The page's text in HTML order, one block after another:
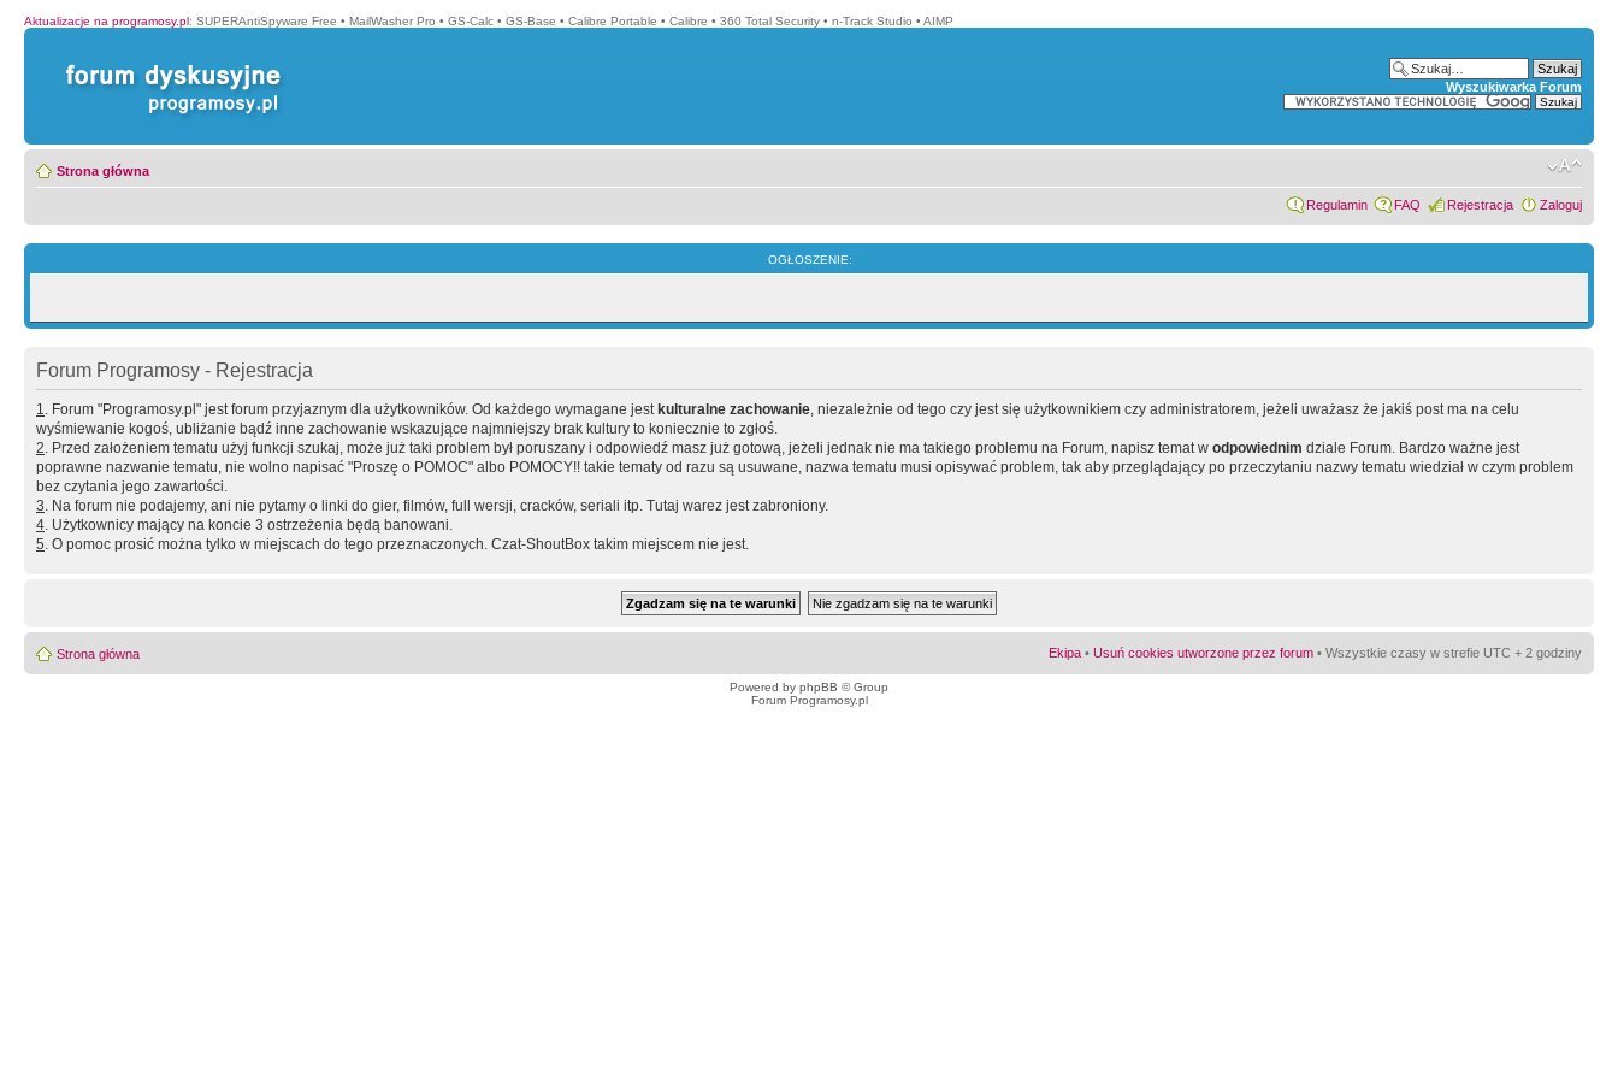
Aktualizacje na programosy.pl: SUPERAntiSpyware Free • MailWasher Pro • GS-Calc • GS-Base • Calibre Portable • Calibre • 360 Total Security • n-Track Studio • AIMP
Wyszukiwarka Forum
Strona główna
Regulamin FAQ Rejestracja Zaloguj
OGŁOSZENIE:
Forum Programosy - Rejestracja
1. Forum "Programosy.pl" jest forum przyjaznym dla użytkowników. Od każdego wymagane jest kulturalne zachowanie, niezależnie od tego czy jest się użytkownikiem czy administratorem, jeżeli uważasz że jakiś post ma na celu
wyśmiewanie kogoś, ubliżanie bądź inne zachowanie wskazujące najmniejszy brak kultury to koniecznie to zgłoś.
2. Przed założeniem tematu użyj funkcji szukaj, może już taki problem był poruszany i odpowiedź masz już gotową, jeżeli jednak nie ma takiego problemu na Forum, napisz temat w odpowiednim dziale Forum. Bardzo ważne jest
poprawne nazwanie tematu, nie wolno napisać "Proszę o POMOC" albo POMOCY!! takie tematy od razu są usuwane, nazwa tematu musi opisywać problem, tak aby przeglądający po przeczytaniu nazwy tematu wiedział w czym problem
bez czytania jego zawartości.
3. Na forum nie podajemy, ani nie pytamy o linki do gier, filmów, full wersji, cracków, seriali itp. Tutaj warez jest zabroniony.
4. Użytkownicy mający na koncie 3 ostrzeżenia będą banowani.
5. O pomoc prosić można tylko w miejscach do tego przeznaczonych. Czat-ShoutBox takim miejscem nie jest.
Strona główna Ekipa • Usuń cookies utworzone przez forum • Wszystkie czasy w strefie UTC + 2 godziny
Powered by phpBB © Group
Forum Programosy.pl